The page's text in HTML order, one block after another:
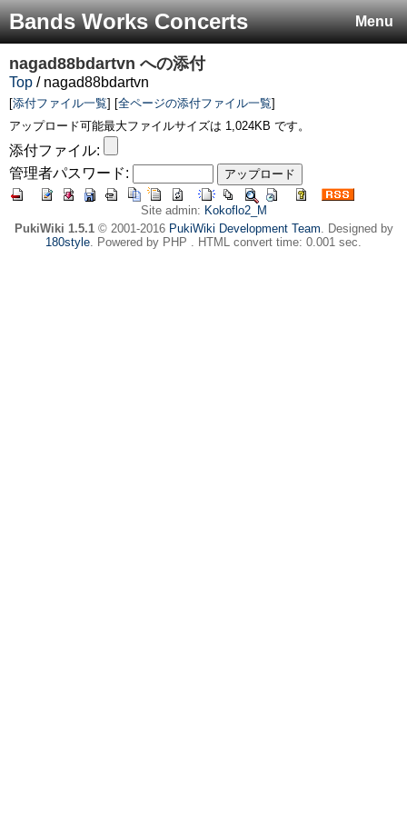
Menu
Bands Works Concerts
nagad88bdartvn への添付
Top / nagad88bdartvn
[添付ファイル一覧] [全ページの添付ファイル一覧]
アップロード可能最大ファイルサイズは 1,024KB です。
添付ファイル:
管理者パスワード:
Site admin: Kokoflo2_M
PukiWiki 1.5.1© 2001-2016 PukiWiki Development Team. Designed by
180style. Powered by PHP . HTML convert time: 0.001 sec.